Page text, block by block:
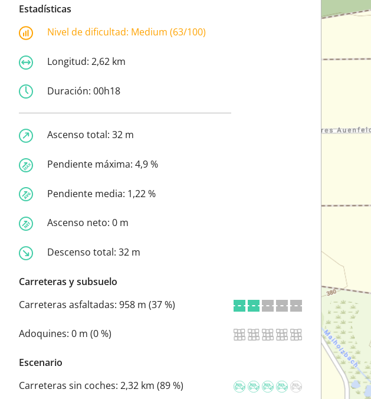
Estadísticas
Nivel de dificultad: Medium (63/100)
Longitud: 2,62 km
Duración: 00h18
Ascenso total: 32 m
Pendiente máxima: 4,9 %
Pendiente media: 1,22 %
Ascenso neto: 0 m
Descenso total: 32 m
Carreteras y subsuelo
Carreteras asfaltadas: 958 m (37 %)
Adoquines: 0 m (0 %)
Escenario
Carreteras sin coches: 2,32 km (89 %)